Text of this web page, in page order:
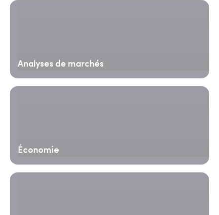
Analyses de marchés
Économie